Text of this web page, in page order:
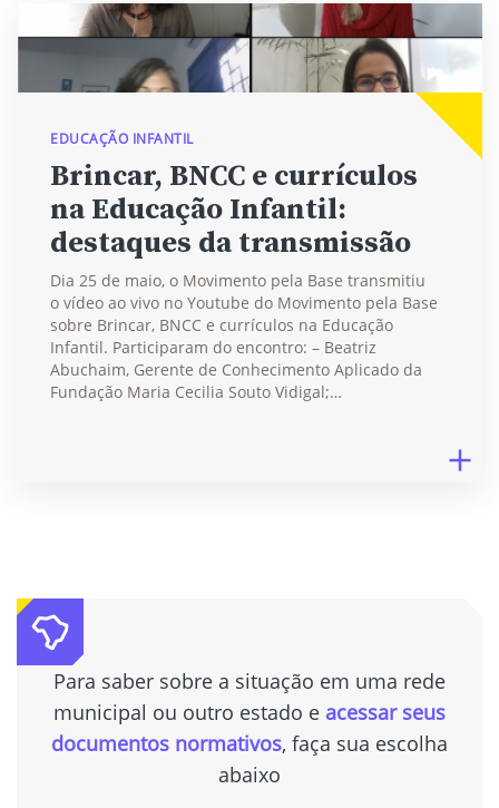
EDUCAÇÃO INFANTIL
Brincar, BNCC e currículos
na Educação Infantil:
destaques da transmissão
Dia 25 de maio, o Movimento pela Base transmitiu
o vídeo ao vivo no Youtube do Movimento pela Base
sobre Brincar, BNCC e currículos na Educação
Infantil. Participaram do encontro: – Beatriz
Abuchaim, Gerente de Conhecimento Aplicado da
Fundação Maria Cecilia Souto Vidigal;…
Para saber sobre a situação em uma rede
municipal ou outro estado e acessar seus
documentos normativos, faça sua escolha
abaixo